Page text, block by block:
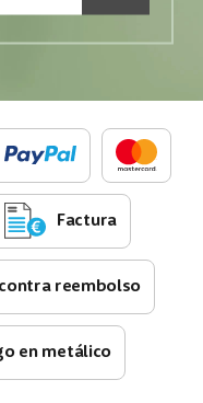
Factura
reembolso
en metálico